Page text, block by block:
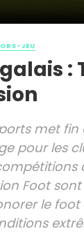
JEU
:
met
pour les
Foot
le foot